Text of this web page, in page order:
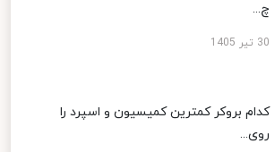
چ...
30 تیر 1405
کدام بروکر کمترین کمیسیون و اسپرد را
روی...